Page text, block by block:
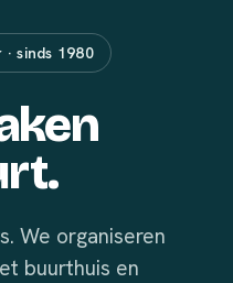
sinds 1980
We organiseren
buurthuis en